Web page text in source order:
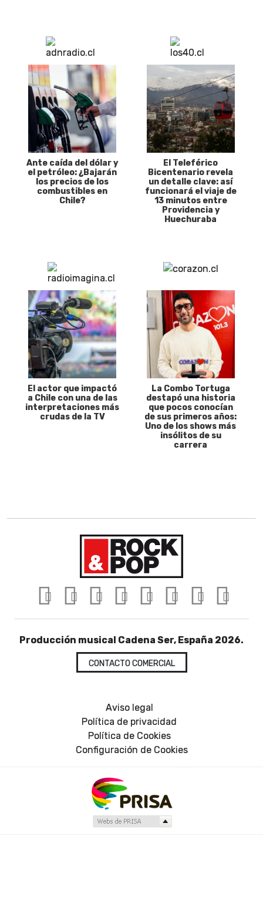
Ante caída del dólar y
el petróleo: ¿Bajarán
los precios de los
combustibles en
Chile?
El Teleférico
Bicentenario revela
un detalle clave: así
funcionará el viaje de
13 minutos entre
Providencia y
Huechuraba
El actor que impactó
a Chile con una de las
interpretaciones más
crudas de la TV
La Combo Tortuga
destapó una historia
que pocos conocían
de sus primeros años:
Uno de los shows más
insólitos de su
carrera
Producción musical Cadena Ser, España 2026.
CONTACTO COMERCIAL
Aviso legal
Política de privacidad
Política de Cookies
Configuración de Cookies